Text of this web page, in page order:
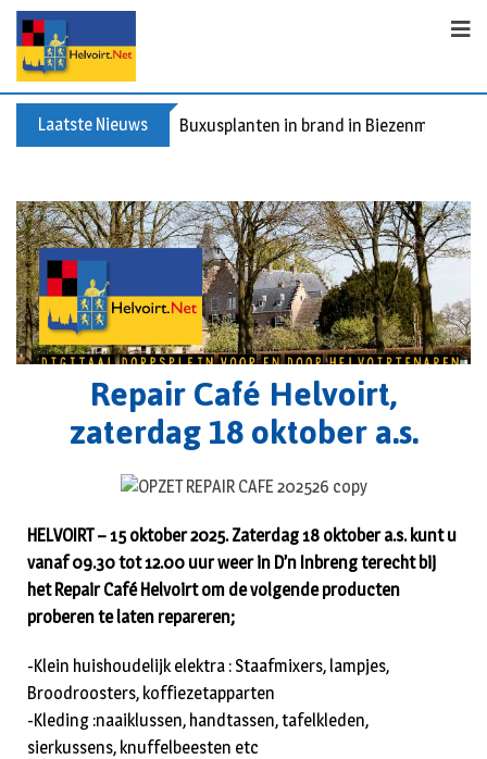
Laatste Nieuws Buxusplanten in brand in Biezenmortel,
Repair Café Helvoirt,
zaterdag 18 oktober a.s.
HELVOIRT – 15 oktober 2025. Zaterdag 18 oktober a.s. kunt u
vanaf 09.30 tot 12.00 uur weer in D’n Inbreng terecht bij
het Repair Café Helvoirt om de volgende producten
proberen te laten repareren;
-Klein huishoudelijk elektra : Staafmixers, lampjes,
Broodroosters, koffiezetapparten
-Kleding :naaiklussen, handtassen, tafelkleden,
sierkussens, knuffelbeesten etc